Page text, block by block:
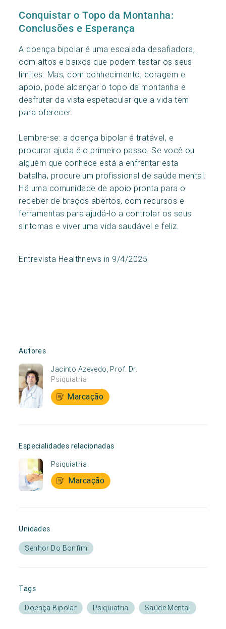
Conquistar o Topo da Montanha:
Conclusões e Esperança
A doença bipolar é uma escalada desafiadora,
com altos e baixos que podem testar os seus
limites. Mas, com conhecimento, coragem e
apoio, pode alcançar o topo da montanha e
desfrutar da vista espetacular que a vida tem
para oferecer.
Lembre-se: a doença bipolar é tratável, e
procurar ajuda é o primeiro passo. Se você ou
alguém que conhece está a enfrentar esta
batalha, procure um profissional de saúde mental.
Há uma comunidade de apoio pronta para o
receber de braços abertos, com recursos e
ferramentas para ajudá-lo a controlar os seus
sintomas e viver uma vida saudável e feliz.
Entrevista Healthnews in 9/4/2025
Autores
Jacinto Azevedo, Prof. Dr.
Psiquiatria
Marcação
Especialidades relacionadas
Psiquiatria
Marcação
Unidades
Senhor Do Bonfim
Tags
Doença Bipolar Psiquiatria Saúde Mental